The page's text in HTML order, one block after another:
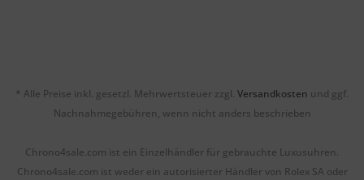
* Alle Preise inkl. gesetzl. Mehrwertsteuer zzgl. Versandkosten und ggf.
Nachnahmegebühren, wenn nicht anders beschrieben
Chrono4sale.com ist ein Einzelhändler für gebrauchte Luxusuhren.
Chrono4sale.com ist weder ein autorisierter Händler von Rolex SA oder